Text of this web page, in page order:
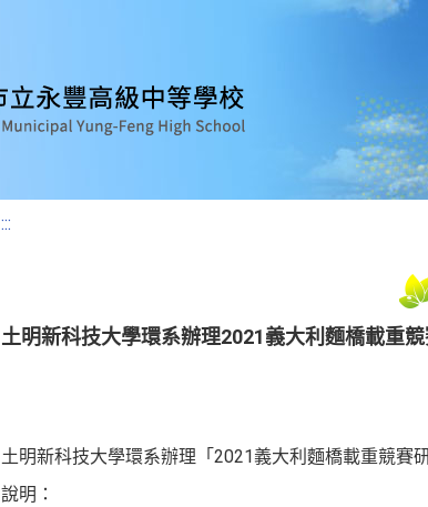
:::
土明新科技大學環系辦理2021義大利麵橋載重
土明新科技大學環系辦理「2021義大利麵橋載重競賽
說明：